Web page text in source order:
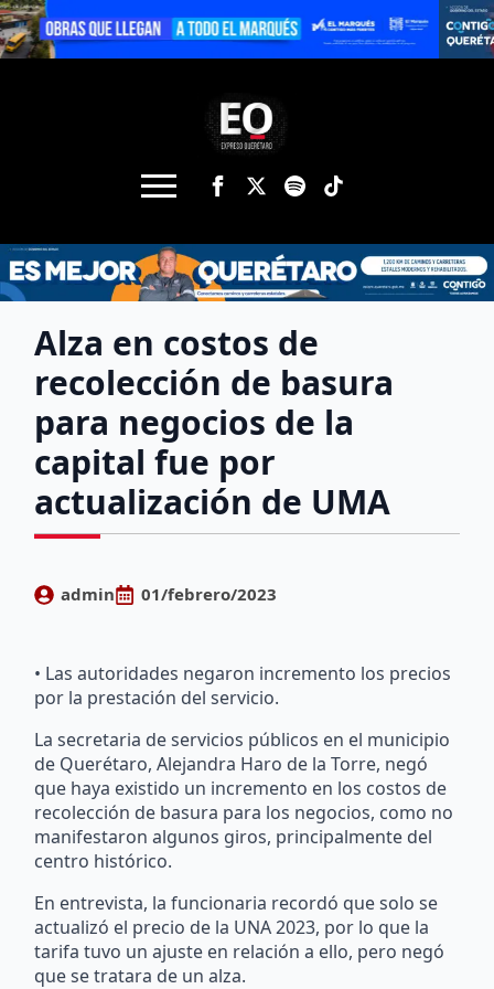
Alza en costos de
recolección de basura
para negocios de la
capital fue por
actualización de UMA
admin 01/febrero/2023
• Las autoridades negaron incremento los precios
por la prestación del servicio.
La secretaria de servicios públicos en el municipio
de Querétaro, Alejandra Haro de la Torre, negó
que haya existido un incremento en los costos de
recolección de basura para los negocios, como no
manifestaron algunos giros, principalmente del
centro histórico.
En entrevista, la funcionaria recordó que solo se
actualizó el precio de la UNA 2023, por lo que la
tarifa tuvo un ajuste en relación a ello, pero negó
que se tratara de un alza.